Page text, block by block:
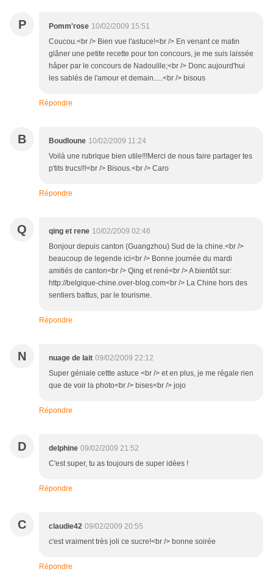
P Pomm'rose 10/02/2009 15:51
Coucou.<br /> Bien vue l'astuce!<br /> En venant ce matin
glâner une petite recette pour ton concours, je me suis laissée
hâper par le concours de Nadouille;<br /> Donc aujourd'hui
les sablés de l'amour et demain.....<br /> bisous
Répondre
B Boudloune 10/02/2009 11:24
Voilà une rubrique bien utile!!!Merci de nous faire partager tes
p'tits trucs!!!<br /> Bisous.<br /> Caro
Répondre
Q qing et rene 10/02/2009 02:46
Bonjour depuis canton (Guangzhou) Sud de la chine.<br />
beaucoup de legende ici<br /> Bonne journée du mardi
amitiés de canton<br /> Qing et rené<br /> A bientôt sur:
http://belgique-chine.over-blog.com<br /> La Chine hors des
sentiers battus, par le tourisme.
Répondre
N nuage de lait 09/02/2009 22:12
Super géniale cettte astuce <br /> et en plus, je me régale rien
que de voir la photo<br /> bises<br /> jojo
Répondre
D delphine 09/02/2009 21:52
C'est super, tu as toujours de super idées !
Répondre
C claudie42 09/02/2009 20:55
c'est vraiment très joli ce sucre!<br /> bonne soirée
Répondre